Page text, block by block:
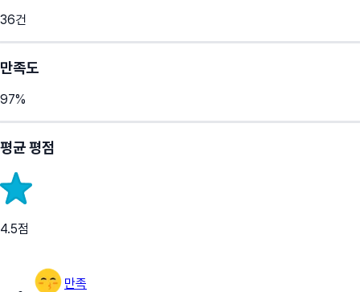
36건
만족도
97%
평균 평점
4.5점
만족